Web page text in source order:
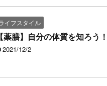
イフスタイル
【薬膳】自分の体質を知ろう！
2021/12/2